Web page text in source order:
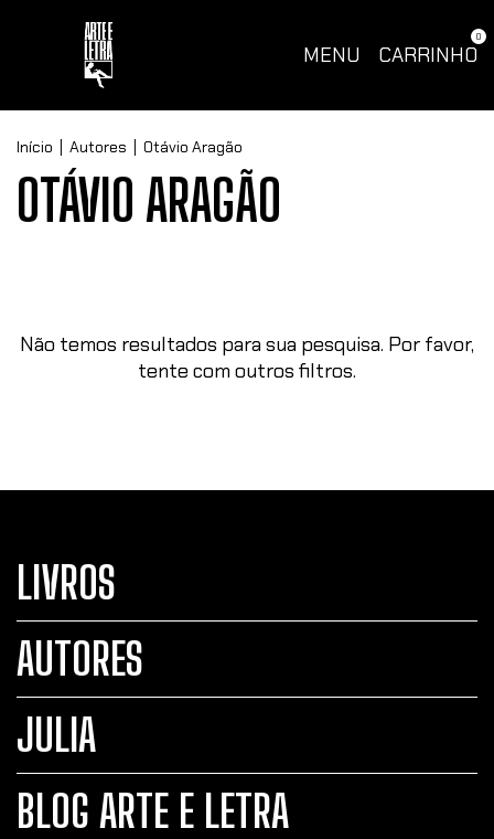
MENU CARRINHO
0
Início Autores Otávio Aragão
OTÁVIO ARAGÃO
Não temos resultados para sua pesquisa. Por favor,
tente com outros filtros.
LIVROS
AUTORES
JULIA
BLOG ARTE E LETRA